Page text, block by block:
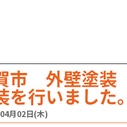
見
市 外壁塗装
を行いました。
月02日(木)